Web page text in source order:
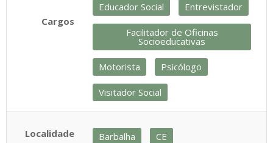
Cargos
Educador Social Entrevistador
Facilitador de Oficinas
Socioeducativas
Motorista Psicólogo
Visitador Social
Localidade Barbalha CE